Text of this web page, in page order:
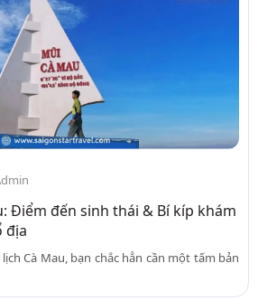
Điểm đến sinh thái & Bí kíp khám
địa
Cà Mau, bạn chắc hẳn cần một tấm bản